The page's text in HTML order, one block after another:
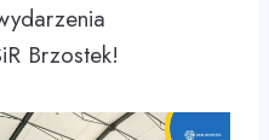
Brzostek!